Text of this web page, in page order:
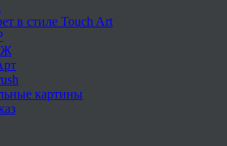
в стиле Touch Art
картины